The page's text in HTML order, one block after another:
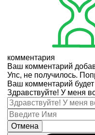
комментария
Ваш комментарий
Упс, не получилось.
Ваш комментарий
Здравствуйте! У меня
Отмена